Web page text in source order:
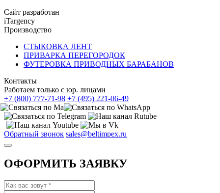
Сайт разработан
iTargency
Производство
СТЫКОВКА ЛЕНТ
ПРИВАРКА ПЕРЕГОРОДОК
ФУТЕРОВКА ПРИВОДНЫХ БАРАБАНОВ
Контакты
Работаем только с юр. лицами
+7 (800) 777-71-98 +7 (495) 221-06-49
Обратный звонок sales@beltimpex.ru
ОФОРМИТЬ ЗАЯВКУ